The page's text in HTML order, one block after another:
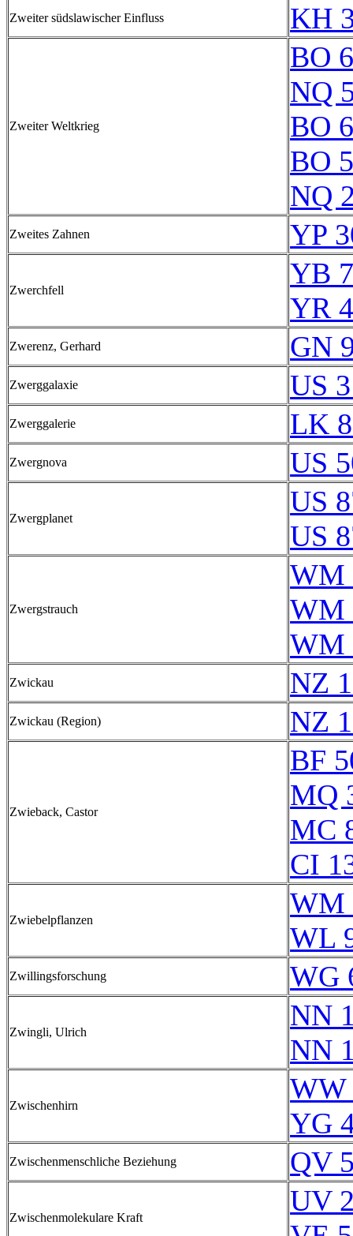
Zweiter südslawischer Einfluss KH
Zweiter Weltkrieg
BO
NQ
BO
BO
NQ
Zweites Zahnen YP
Zwerchfell
YB
YR
Zwerenz, Gerhard GN
Zwerggalaxie US
Zwerggalerie LK
Zwergnova US
Zwergplanet
US
US
Zwergstrauch
WM
WM
WM
Zwickau NZ
Zwickau (Region) NZ
Zwieback, Castor
BF
MQ
MC
CI
Zwiebelpflanzen
WM
WL
Zwillingsforschung WG
Zwingli, Ulrich
NN
NN
Zwischenhirn
WW
YG
Zwischenmenschliche Beziehung QV
Zwischenmolekulare Kraft
UV